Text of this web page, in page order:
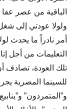
الباقية من عصر عفا
ولولا عودتي إلى
أمر نادراً ما يحدث
التعليمات من أجل
تلك العودة، تصادف
للسينما المصرية
و”المتمردون”